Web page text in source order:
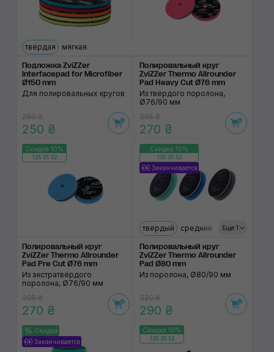
твёрдая мягкая
Подложка ZviZZer
Interfacepad for Microfiber
Ø150 mm
Для полировальных кругов
280 ₴
250 ₴
Полировальный круг
ZviZZer Thermo Allrounder
Pad Heavy Cut Ø76 mm
Из твёрдого поролона,
Ø76/90 мм
305 ₴
270 ₴
Скидка 10%
125:25:52
Полировальный круг
ZviZZer Thermo Allrounder
Pad Pre Cut Ø76 mm
Из экстратвёрдого
поролона, Ø76/90 мм
305 ₴
270 ₴
Скидка 10%
125:25:52
Заканчивается
Еще 1
твёрдый средний мягкий
Полировальный круг
ZviZZer Thermo Allrounder
Pad Ø80 mm
Из поролона, Ø80/90 мм
320 ₴
290 ₴
Скидка
Заканчивается
Скидка 10%
125:25:52